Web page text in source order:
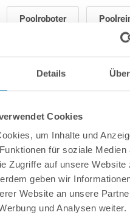
Details
Cookies
um Inhalte und
für soziale Medien
Zugriffe auf unsere Website
geben wir
Website an unsere
und Analysen weiter.
Poolroboter
Poolzubehör